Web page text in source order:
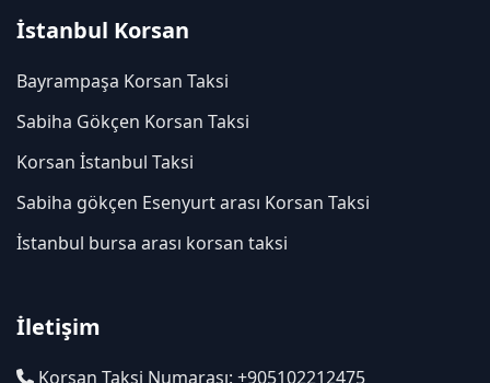
İstanbul Korsan
Bayrampaşa Korsan Taksi
Sabiha Gökçen Korsan Taksi
Korsan İstanbul Taksi
Sabiha gökçen Esenyurt arası Korsan Taksi
İstanbul bursa arası korsan taksi
İletişim
Korsan Taksi Numarası: +905102212475